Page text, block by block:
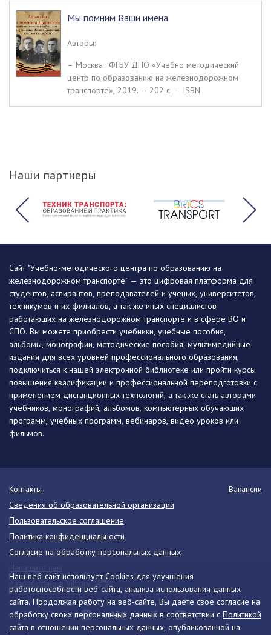
Мы помним Ваши имена
Авторы:
– Москва : ФГБУ ДПО «Учебно методический
центр по образованию на железнодорожном
транспорте», 2019. – 202 c. – ISBN
Наши партнеры
Наш веб-сайт использует Cookies для улучшения
работоспособности веб-сайта, анализа использования данных
сайта. Продолжая работу на веб-сайте, Вы даете свое согласие на
обработку своих персональных данных в соответствии с Политикой
сайта в отношении персональных данных, опубликованной на
Сайт "Учебно-методического центра по образованию на
железнодорожном транспорте" — это цифровая платформа для
студентов, аспирантов, преподавателей и ученых, университетов,
техникумов и их филиалов, а так же иных специалистов
работающих на железнодорожном транспорте и в сфере ВО и
СПО. Вы можете приобрести учебники, учебные пособия,
альбомы, монографии, методические пособия, мультимедийные
издания для всех уровней профессионального образования,
подключиться к нашей электронной библиотеке или пройти курсы
повышения квалификации и профессиональной переподготовки с
применением дистанционных технологий, а так же стать авторами
учебников, монографий, альбомов, компьютерных обучающих
программ, учебных программ, вебинаров, видео уроков или
фильмов.
Контакты
Вакансии
Сведения об образовательной организации
Пользовательское соглашение
Политика конфиденциальности
Согласие на обработку персональных данных
Разработано в Victory